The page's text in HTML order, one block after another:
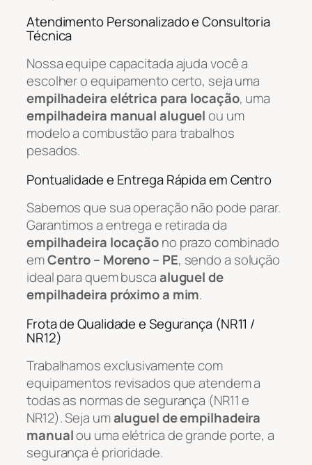
Atendimento Personalizado e Consultoria
Técnica
Nossa equipe capacitada ajuda você a
escolher o equipamento certo, seja uma
empilhadeira elétrica para locação, uma
empilhadeira manual aluguelou um
modelo a combustão para trabalhos
pesados.
Pontualidade e Entrega Rápida em Centro
Sabemos que sua operação não pode parar.
Garantimos a entrega e retirada da
empilhadeira locaçãono prazo combinado
emCentro – Moreno – PE, sendo a solução
ideal para quem buscaaluguel de
empilhadeira próximo a mim.
Frota de Qualidade e Segurança (NR11 /
NR12)
Trabalhamos exclusivamente com
equipamentos revisados que atendem a
todas as normas de segurança (NR11 e
NR12). Seja umaluguel de empilhadeira
manualou uma elétrica de grande porte, a
segurança é prioridade.